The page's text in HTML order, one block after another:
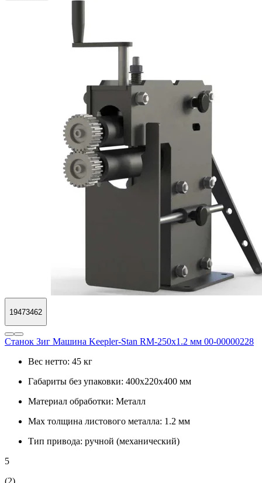
19473462
Станок Зиг Машина Keepler-Stan RM-250x1.2 мм 00-00000228
Вес нетто: 45 кг
Габариты без упаковки: 400х220х400 мм
Материал обработки: Металл
Max толщина листового металла: 1.2 мм
Тип привода: ручной (механический)
5
(2)